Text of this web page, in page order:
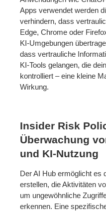
Apps verwendet werden
verhindern, dass
Edge, Chrome oder
KI-Umgebungen
dass vertrauliche
KI-Tools gelangen, die
kontrolliert – eine kleine
Wirkung.
Insider Risk
Überwachung
und KI-Nutzung
Der AI Hub ermöglicht es
erstellen, die Aktivitäten
um ungewöhnliche
erkennen. Eine